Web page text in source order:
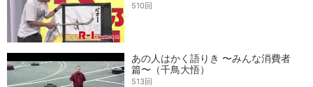
510回
あの人はかく語りき 〜みんな消費者
篇〜（千鳥大悟）
513回